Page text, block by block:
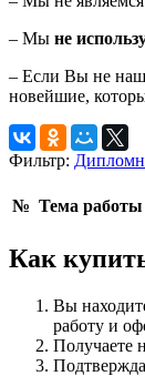
– Мы не
– Если Вы не
новейшие,
Фильтр:
№ Тема работы
Как
Вы
работу и
Получаете